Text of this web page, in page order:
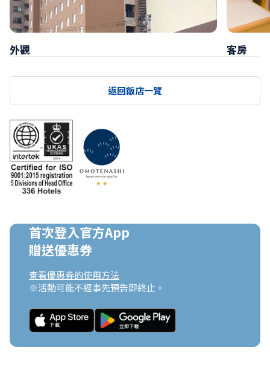
外觀 客房
返回飯店一覽
首次登入官方App
贈送優惠券
查看優惠券的使用方法
※活動可能不經事先預告即終止。